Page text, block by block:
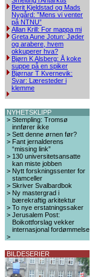
Berit Kjeldstad og Mads
Nygård: ”Mens vi venter
på NTNU”
Allan Krill: For mappa mi
Greta Aune Jotun: Jøder
og arabere, hvem
okkuperer hva?
Bjørn K Alsberg: Å koke
suppe på en spiker
Bjørnar T Kvernevik:
Svar: Læresteder i
klemme
NYHETSKLIPP
> Stempling: Tromsø
innfører ikke
> Sett denne ørnen før?
> Fant jernalderens
“missing link”
> 130 universitetsansatte
kan miste jobben
> Nytt forskningssenter for
stamceller
> Skriver Svalbardbok
> Ny mastergrad i
bærekraftig arkitektur
> To nye erstatningssaker
> Jerusalem Post:
Boikottforslag vekker
internasjonal fordømmelse
>
BILDESERIER